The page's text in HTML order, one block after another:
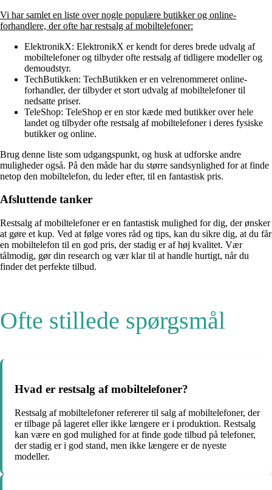
Vi har samlet en liste over nogle populære butikker og online-
forhandlere, der ofte har restsalg af mobiltelefoner:
ElektronikX: ElektronikX er kendt for deres brede udvalg af
mobiltelefoner og tilbyder ofte restsalg af tidligere modeller og
demoudstyr.
TechButikken: TechButikken er en velrenommeret online-
forhandler, der tilbyder et stort udvalg af mobiltelefoner til
nedsatte priser.
TeleShop: TeleShop er en stor kæde med butikker over hele
landet og tilbyder ofte restsalg af mobiltelefoner i deres fysiske
butikker og online.
Brug denne liste som udgangspunkt, og husk at udforske andre
muligheder også. På den måde har du større sandsynlighed for at finde
netop den mobiltelefon, du leder efter, til en fantastisk pris.
Afsluttende tanker
Restsalg af mobiltelefoner er en fantastisk mulighed for dig, der ønsker
at gøre et kup. Ved at følge vores råd og tips, kan du sikre dig, at du får
en mobiltelefon til en god pris, der stadig er af høj kvalitet. Vær
tålmodig, gør din research og vær klar til at handle hurtigt, når du
finder det perfekte tilbud.
Ofte stillede spørgsmål
Hvad er restsalg af mobiltelefoner?
Restsalg af mobiltelefoner refererer til salg af mobiltelefoner, der
er tilbage på lageret eller ikke længere er i produktion. Restsalg
kan være en god mulighed for at finde gode tilbud på telefoner,
der stadig er i god stand, men ikke længere er de nyeste
modeller.